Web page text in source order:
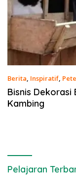
Berita, Inspiratif,
Bisnis Dekorasi
Kambing
Pelajaran